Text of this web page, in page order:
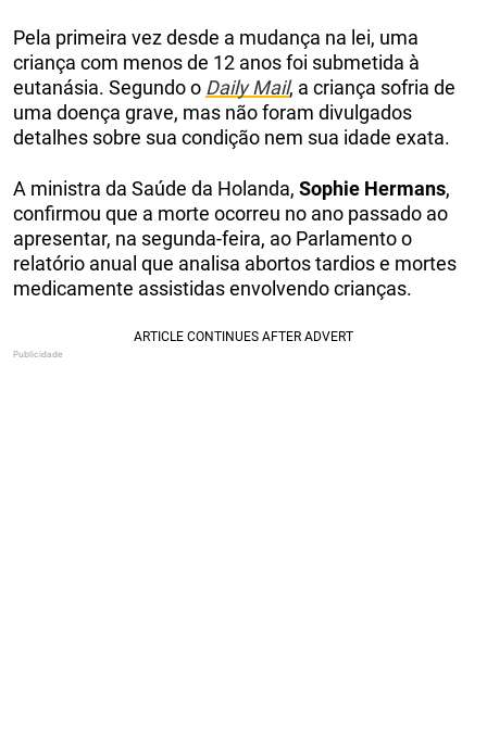
Pela primeira vez desde a mudança na lei, uma
criança com menos de 12 anos foi submetida à
eutanásia. Segundo o Daily Mail, a criança sofria de
uma doença grave, mas não foram divulgados
detalhes sobre sua condição nem sua idade exata.
A ministra da Saúde da Holanda, Sophie Hermans,
confirmou que a morte ocorreu no ano passado ao
apresentar, na segunda-feira, ao Parlamento o
relatório anual que analisa abortos tardios e mortes
medicamente assistidas envolvendo crianças.